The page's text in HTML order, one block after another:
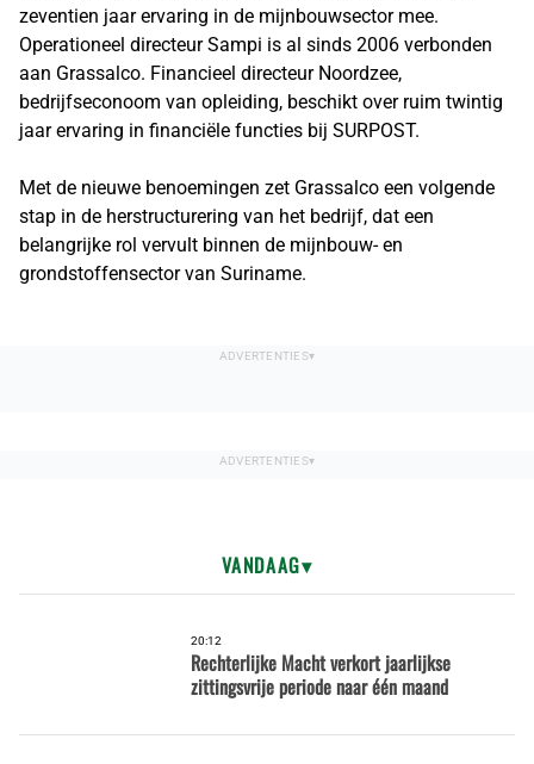
zeventien jaar ervaring in de mijnbouwsector mee.
Operationeel directeur Sampi is al sinds 2006 verbonden
aan Grassalco. Financieel directeur Noordzee,
bedrijfseconoom van opleiding, beschikt over ruim twintig
jaar ervaring in financiële functies bij SURPOST.
Met de nieuwe benoemingen zet Grassalco een volgende
stap in de herstructurering van het bedrijf, dat een
belangrijke rol vervult binnen de mijnbouw- en
grondstoffensector van Suriname.
VANDAAG
20:12
Rechterlijke Macht verkort jaarlijkse
zittingsvrije periode naar één maand